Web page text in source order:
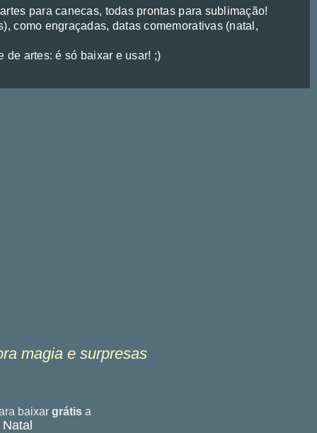
para canecas, todas prontas para sublimação!
como engraçadas, datas comemorativas (natal,
artes: é só baixar e usar! ;)
magia e surpresas
baixar grátis a